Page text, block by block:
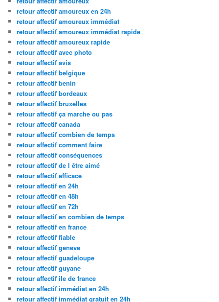
retour affectif amoureux en 24h
retour affectif amoureux immédiat
retour affectif amoureux immédiat rapide
retour affectif amoureux rapide
retour affectif avec photo
retour affectif avis
retour affectif belgique
retour affectif benin
retour affectif bordeaux
retour affectif bruxelles
retour affectif ça marche ou pas
retour affectif canada
retour affectif combien de temps
retour affectif comment faire
retour affectif conséquences
retour affectif de l être aimé
retour affectif efficace
retour affectif en 24h
retour affectif en 48h
retour affectif en 72h
retour affectif en combien de temps
retour affectif en france
retour affectif fiable
retour affectif geneve
retour affectif guadeloupe
retour affectif guyane
retour affectif ile de france
retour affectif immédiat en 24h
retour affectif immédiat gratuit en 24h